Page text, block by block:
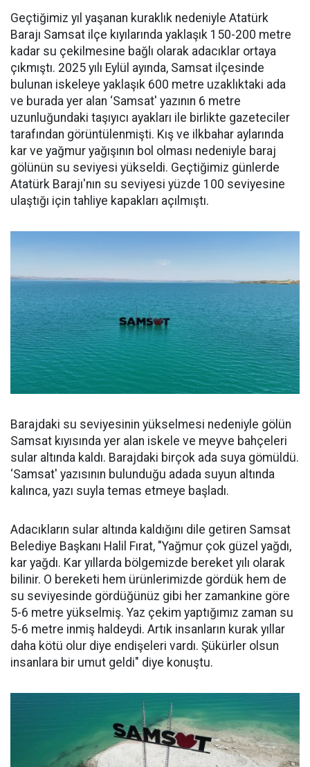
Geçtiğimiz yıl yaşanan kuraklık nedeniyle Atatürk
Barajı Samsat ilçe kıyılarında yaklaşık 150-200 metre
kadar su çekilmesine bağlı olarak adacıklar ortaya
çıkmıştı. 2025 yılı Eylül ayında, Samsat ilçesinde
bulunan iskeleye yaklaşık 600 metre uzaklıktaki ada
ve burada yer alan ‘Samsat' yazının 6 metre
uzunluğundaki taşıyıcı ayakları ile birlikte gazeteciler
tarafından görüntülenmişti. Kış ve ilkbahar aylarında
kar ve yağmur yağışının bol olması nedeniyle baraj
gölünün su seviyesi yükseldi. Geçtiğimiz günlerde
Atatürk Barajı'nın su seviyesi yüzde 100 seviyesine
ulaştığı için tahliye kapakları açılmıştı.
Barajdaki su seviyesinin yükselmesi nedeniyle gölün
Samsat kıyısında yer alan iskele ve meyve bahçeleri
sular altında kaldı. Barajdaki birçok ada suya gömüldü.
‘Samsat' yazısının bulunduğu adada suyun altında
kalınca, yazı suyla temas etmeye başladı.
Adacıkların sular altında kaldığını dile getiren Samsat
Belediye Başkanı Halil Fırat, "Yağmur çok güzel yağdı,
kar yağdı. Kar yıllarda bölgemizde bereket yılı olarak
bilinir. O bereketi hem ürünlerimizde gördük hem de
su seviyesinde gördüğünüz gibi her zamankine göre
5-6 metre yükselmiş. Yaz çekim yaptığımız zaman su
5-6 metre inmiş haldeydi. Artık insanların kurak yıllar
daha kötü olur diye endişeleri vardı. Şükürler olsun
insanlara bir umut geldi" diye konuştu.